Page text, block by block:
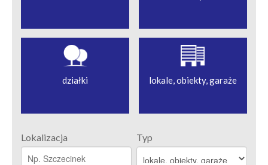
działki lokale, obiekty, garaże
Lokalizacja Typ